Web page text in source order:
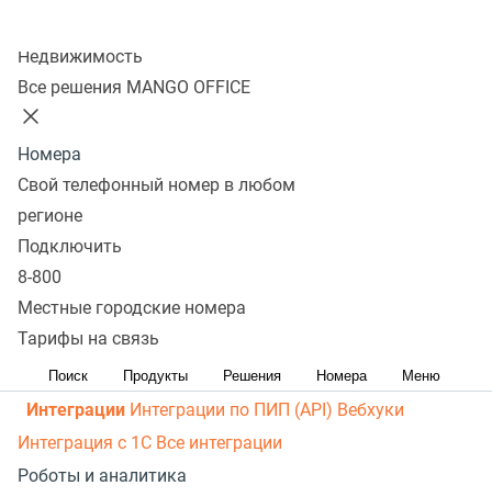
Недвижимость
Все решения MANGO OFFICE
Номера
Свой телефонный номер в любом
регионе
Подключить
8-800
Местные городские номера
Тарифы на связь
Поиск Продукты Решения Номера Меню
Интеграция с ОПДкРК
АвтосекретарьОбратный звонок с сайта
возможности ВАТС
Контакт-центр
Омниканальный контакт-центрИсходящий обзвон
Омниканальные коммуникации
персоналом
отчетов
ресурсамиБаза знанийУправление сделками
(API) для УВК (CRM)
эффективности работы
Все возможности колл-центра
Интеграции Интеграции по ПИП (API) Вебхуки
Интеграция с 1С Все интеграции
Роботы и аналитика